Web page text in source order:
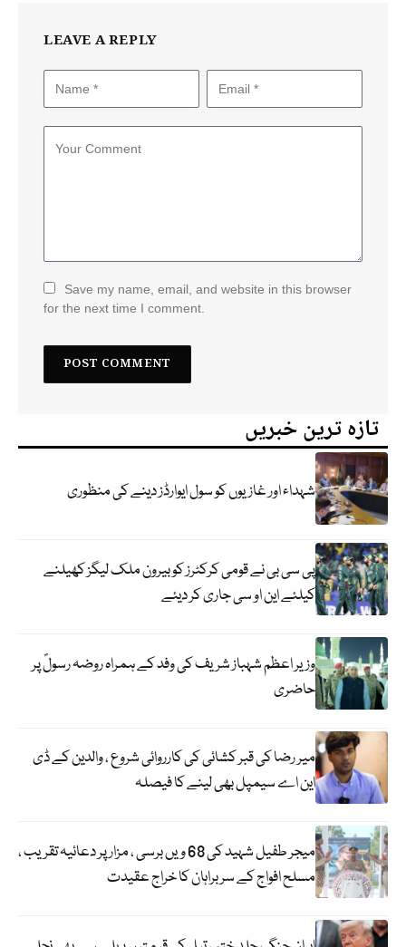
LEAVE A REPLY
Save my name, email, and website in this browser
for the next time I comment.
تازہ ترین خبریں
شہداء اور غازیوں کو سول ایوارڈز دینے کی منظوری
پی سی بی نے قومی کرکٹرز کو بیرون ملک لیگز کھیلنے
کیلئے این او سی جاری کر دیئے
وزیر اعظم شہباز شریف کی وفد کے ہمراہ روضہ رسولؐ پر
حاضری
میر رضا کی قبر کشائی کی کارروائی شروع ، والدین کے ڈی
این اے سیمپل بھی لینے کا فیصلہ
میجر طفیل شہید کی 68 ویں برسی ، مزار پر دعائیہ تقریب ،
مسلح افواج کے سربراہان کا خراج عقیدت